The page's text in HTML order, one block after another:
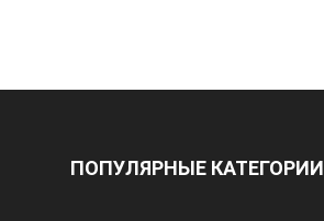
ПОПУЛЯРНЫЕ КАТЕГОРИИ